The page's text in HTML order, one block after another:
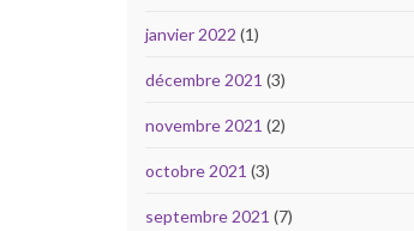
janvier 2022 (1)
décembre 2021 (3)
novembre 2021 (2)
octobre 2021 (3)
septembre 2021 (7)